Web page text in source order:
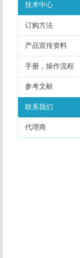
技术中心
订购方法
产品宣传资料
手册，操作流程
参考文献
联系我们
代理商